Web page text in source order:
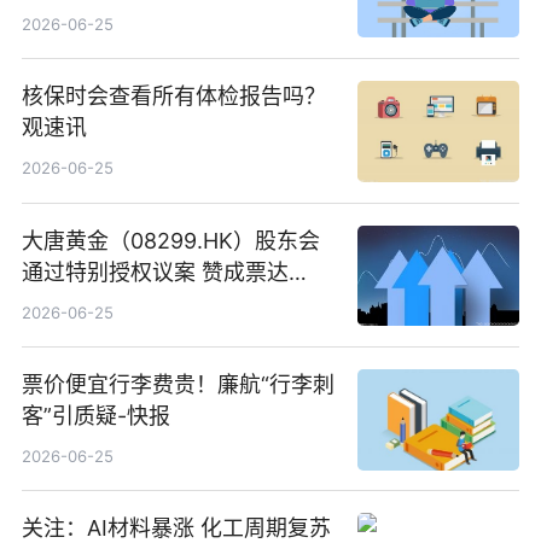
创作工作流进一步提效
2026-06-25
核保时会查看所有体检报告吗？
观速讯
2026-06-25
大唐黄金（08299.HK）股东会
通过特别授权议案 赞成票达
100%_新动态
2026-06-25
票价便宜行李费贵！廉航“行李刺
客”引质疑-快报
2026-06-25
关注：AI材料暴涨 化工周期复苏